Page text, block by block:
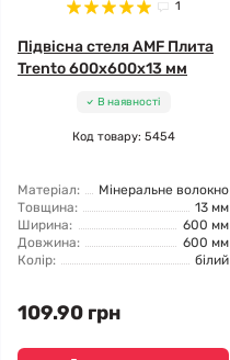
1
Підвісна стеля AMF Плита
Trento 600x600x13 мм
В наявності
Код товару: 5454
Матеріал:
Мінеральне волокно
Товщина:
13 мм
Ширина:
600 мм
Довжина:
600 мм
Колір:
білий
109.90 грн